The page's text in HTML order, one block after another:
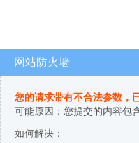
网站防火墙
您的请求带有不合法参数，
可能原因：您提交的内容包
如何解决：